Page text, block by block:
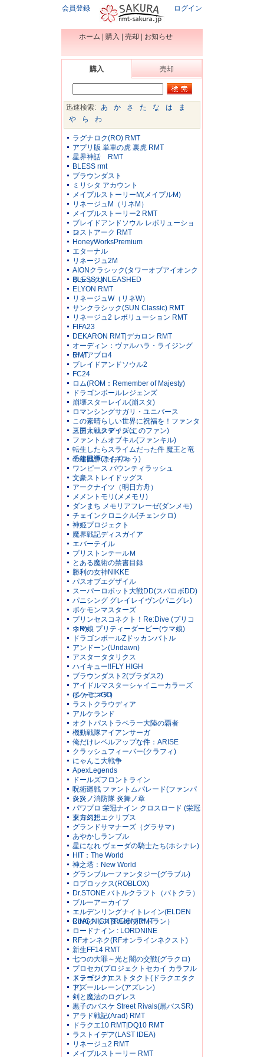
会員登録 ログイン
ホーム 購入 売却 お知らせ
購入 売却
迅速検索: あ か さ た な は
ま
や
ら わ
ラグナロク(RO) RMT
アプリ版 単車の虎 裏虎 RMT
星界神話 RMT
BLESS rmt
ブラウンダスト
ミリシタ アカウント
メイプルストーリーM(メイプルM)
リネージュM（リネM）
メイプルストーリー2 RMT
ブレイドアンドソウル レボリューショ
ン
ロストアーク RMT
HoneyWorksPremium
エターナル
リネージュ2M
AIONクラシック(タワーオブアイオンク
ラシック)
BLESS UNLEASHED
ELYON RMT
リネージュW（リネW）
サンクラシック(SUN Classic) RMT
リネージュ2 レボリューション RMT
FIFA23
DEKARON RMT|デカロン RMT
オーディン：ヴァルハラ・ライジング
RMT
ディアブロ4
ブレイドアンドソウル2
FC24
ロム(ROM：Remember of Majesty)
ドラゴンボールレジェンズ
崩壊スターレイル(崩スタ)
ロマンシングサガリ・ユニバース
この素晴らしい世界に祝福を！ファンタ
スティックデイズ(このファン)
三国大戦スマッシュ
ファントムオブキル(ファンキル)
転生したらスライムだった件 魔王と竜
の建国譚(まおりゅう)
千年戦争アイギス
ワンピース バウンティラッシュ
文豪ストレイドッグス
アークナイツ（明日方舟）
メメントモリ(メメモリ)
ダンまち メモリアフレーゼ(ダンメモ)
チェインクロニクル(チェンクロ)
神姫プロジェクト
魔界戦記ディスガイア
エバーテイル
プリストンテールＭ
とある魔術の禁書目録
勝利の女神NIKKE
パスオブエグザイル
スーパーロボット大戦DD(スパロボDD)
パニシング グレイレイヴン(パニグレ)
ポケモンマスターズ
プリンセスコネクト！Re:Dive (プリコ
ネR)
ウマ娘 プリティーダービー(ウマ娘)
ドラゴンボールZドッカンバトル
アンドーン(Undawn)
アスタータタリクス
ハイキュー!!FLY HIGH
ブラウンダスト2(ブラダス2)
アイドルマスターシャイニーカラーズ
(シャニマス)
ポケモンGO
ラストクラウディア
アルケランド
オクトパストラベラー大陸の覇者
機動戦隊アイアンサーガ
俺だけレベルアップな件：ARISE
クラッシュフィーバー(クラフィ)
にゃんこ大戦争
ApexLegends
ドールズフロントライン
呪術廻戦 ファントムパレード(ファンパ
レ)
炎炎ノ消防隊 炎舞ノ章
パワプロ 栄冠ナイン クロスロード (栄冠
クロス)
東方幻想エクリプス
グランドサマナーズ（グラサマ）
あやかしランブル
星になれ ヴェーダの騎士たち(ホシナレ)
HIT：The World
神之塔：New World
グランブルーファンタジー(グラブル)
ロブロックス(ROBLOX)
Dr.STONE バトルクラフト（バトクラ）
ブルーアーカイブ
エルデンリングナイトレイン(ELDEN
RING NIGHTREIGN)RMT
CoA(クリスタルオブアトラン）
ロードナイン : LORDNINE
RFオンネク(RFオンラインネクスト)
新生FF14 RMT
七つの大罪～光と闇の交戦(グラクロ)
プロセカ(プロジェクトセカイ カラフル
ステージ！)
ドラゴンクエストタクト(ドラクエタク
ト)
アズールレーン(アズレン)
剣と魔法のログレス
黒子のバスケ Street Rivals(黒バスSR)
アラド戦記(Arad) RMT
ドラクエ10 RMT|DQ10 RMT
ラストイデア(LAST IDEA)
リネージュ2 RMT
メイプルストーリー RMT